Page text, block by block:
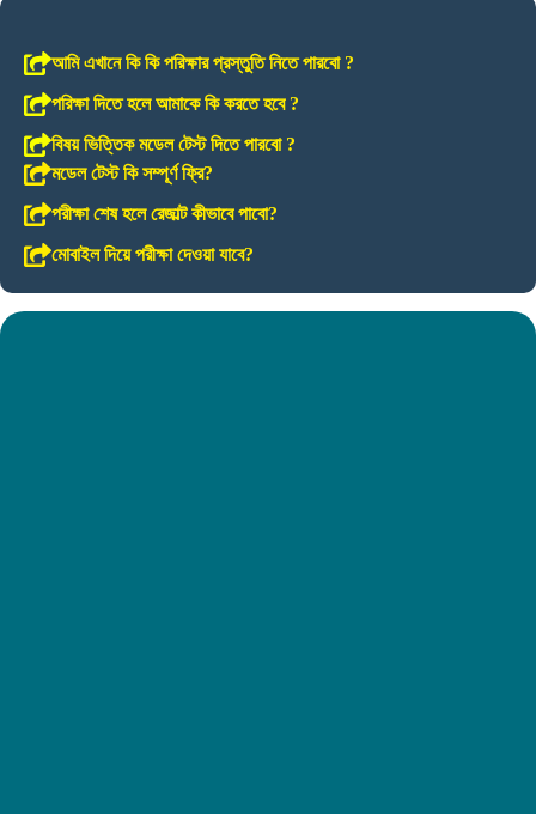
আমি এখানে কি কি পরিক্ষার প্রস্তুতি নিতে পারবো ?
পরিক্ষা দিতে হলে আমাকে কি করতে হবে ?
বিষয় ভিত্তিক মডেল টেস্ট দিতে পারবো ?
মডেল টেস্ট কি সম্পূর্ণ ফ্রি?
পরীক্ষা শেষ হলে রেজাল্ট কীভাবে পাবো?
মোবাইল দিয়ে পরীক্ষা দেওয়া যাবে?